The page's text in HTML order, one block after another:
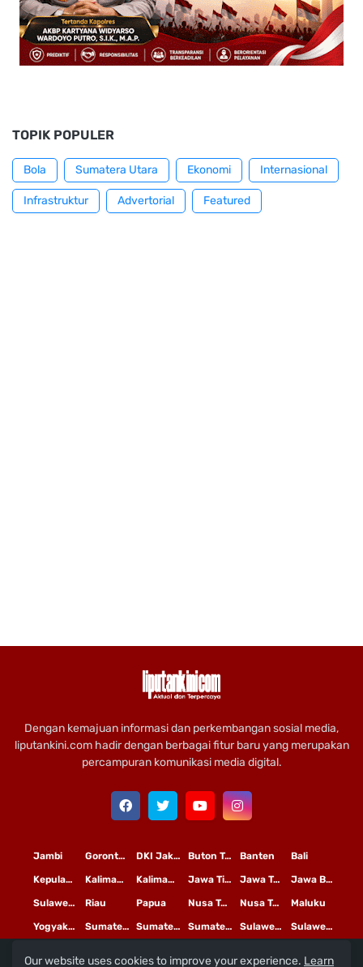
TOPIK POPULER
Bola Sumatera Utara Ekonomi Internasional
Infrastruktur Advertorial Featured
Dengan kemajuan informasi dan perkembangan sosial media,
liputankini.com hadir dengan berbagai fitur baru yang merupakan
percampuran komunikasi media digital.
Bali
Banten
Buton Tengah
DKI Jakarta
Gorontalo
Jambi
Jawa Barat
Jawa Tengah
Jawa Timur
Kalimantan Tengah
Kalimantan Timur
Kepulauan Riau
Maluku
Nusa Tenggara Barat
Nusa Tenggara Timur
Papua
Riau
Sulawesi Selatan
Sulawesi Tengah
Sulawesi Utara
Sumatera Barat
Sumatera Selatan
Sumatera Utara
Yogyakarta
Our website uses cookies to improve your experience. Learn